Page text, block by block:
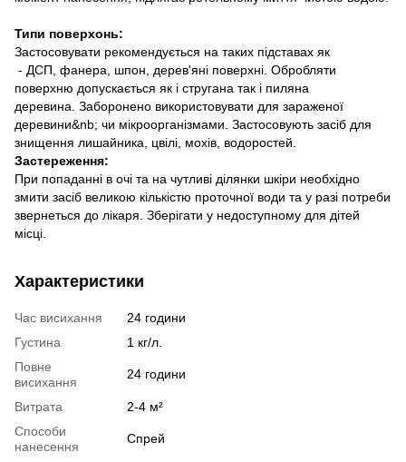
Типи поверхонь:
Застосовувати рекомендується на таких підставах як
- ДСП, фанера, шпон, дерев'яні поверхні. Обробляти
поверхню допускається як і стругана так і пиляна
деревина. Заборонено використовувати для зараженої
деревини&nb; чи мікроорганізмами. Застосовують засіб для
знищення лишайника, цвілі, мохів, водоростей.
Застереження:
При попаданні в очі та на чутливі ділянки шкіри необхідно
змити засіб великою кількістю проточної води та у разі потреби
звернеться до лікаря. Зберігати у недоступному для дітей
місці.
Характеристики
Час висихання
24 години
Густина
1 кг/л.
Повне
висихання
24 години
Витрата
2-4 м²
Способи
нанесення
Спрей